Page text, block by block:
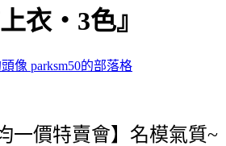
衣‧3色』
parksm50的部落格
一價特賣會】名模氣質~